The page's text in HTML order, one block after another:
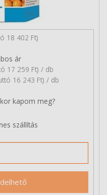
18 402 Ft)
ár
17 259 Ft) / db
16 243 Ft) / db
kapom meg?
szállítás